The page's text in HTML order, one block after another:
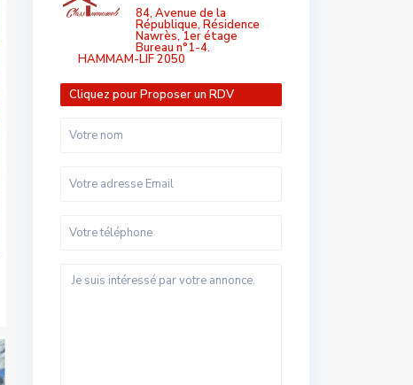
84, Avenue de la
République, Résidence
Nawrès, 1er étage
Bureau n°1-4.
HAMMAM-LIF 2050
Cliquez pour Proposer un RDV